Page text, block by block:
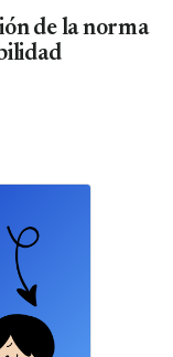
de la norma